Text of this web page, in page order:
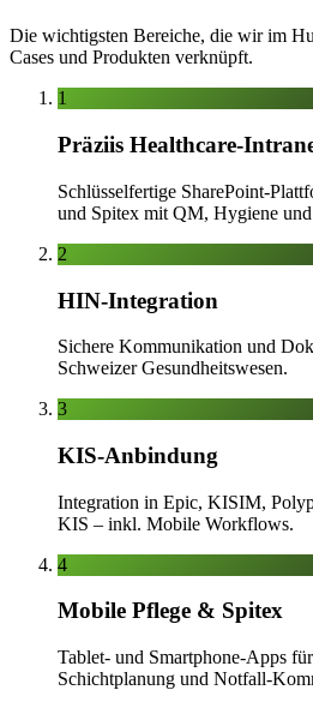
Die wichtigsten Bereiche, die wir im
Cases und Produkten verknüpft.
1
Präziis Healthcare-
Schlüsselfertige SharePoint-
und Spitex mit QM, Hygiene
2
HIN-Integration
Sichere Kommunikation und
Schweizer Gesundheitswesen.
3
KIS-Anbindung
Integration in Epic, KISIM,
KIS – inkl. Mobile Workflows.
4
Mobile Pflege & Spitex
Tablet- und Smartphone-Apps
Schichtplanung und Notfall-